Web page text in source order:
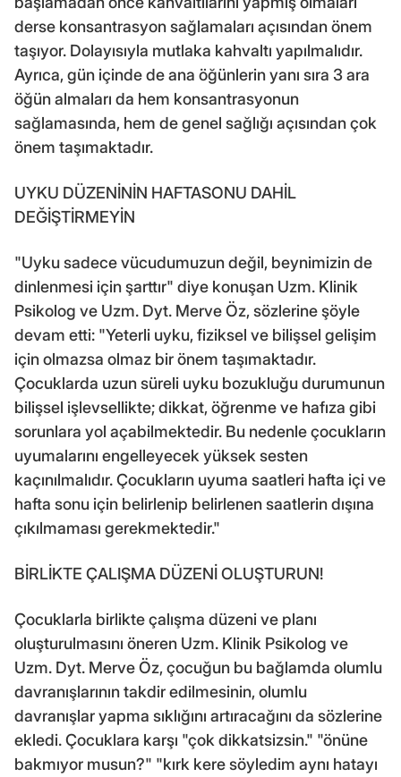
derse konsantrasyon sağlamaları açısından önem
taşıyor. Dolayısıyla mutlaka kahvaltı yapılmalıdır.
Ayrıca, gün içinde de ana öğünlerin yanı sıra 3 ara
öğün almaları da hem konsantrasyonun
sağlamasında, hem de genel sağlığı açısından çok
önem taşımaktadır.
UYKU DÜZENİNİN HAFTASONU DAHİL
DEĞİŞTİRMEYİN
"Uyku sadece vücudumuzun değil, beynimizin de
dinlenmesi için şarttır" diye konuşan Uzm. Klinik
Psikolog ve Uzm. Dyt. Merve Öz, sözlerine şöyle
devam etti: "Yeterli uyku, fiziksel ve bilişsel gelişim
için olmazsa olmaz bir önem taşımaktadır.
Çocuklarda uzun süreli uyku bozukluğu durumunun
bilişsel işlevsellikte; dikkat, öğrenme ve hafıza gibi
sorunlara yol açabilmektedir. Bu nedenle çocukların
uyumalarını engelleyecek yüksek sesten
kaçınılmalıdır. Çocukların uyuma saatleri hafta içi ve
hafta sonu için belirlenip belirlenen saatlerin dışına
çıkılmaması gerekmektedir."
BİRLİKTE ÇALIŞMA DÜZENİ OLUŞTURUN!
Çocuklarla birlikte çalışma düzeni ve planı
oluşturulmasını öneren Uzm. Klinik Psikolog ve
Uzm. Dyt. Merve Öz, çocuğun bu bağlamda olumlu
davranışlarının takdir edilmesinin, olumlu
davranışlar yapma sıklığını artıracağını da sözlerine
ekledi. Çocuklara karşı "çok dikkatsizsin." "önüne
bakmıyor musun?" "kırk kere söyledim aynı hatayı